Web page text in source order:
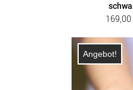
169,00
Angebot!